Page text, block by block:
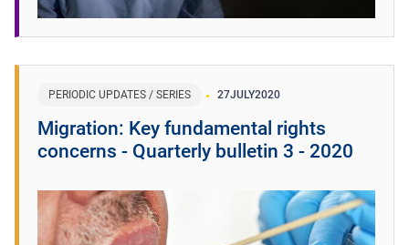
PERIODIC UPDATES / SERIES 27JULY2020
Migration: Key fundamental rights
concerns - Quarterly bulletin 3 - 2020